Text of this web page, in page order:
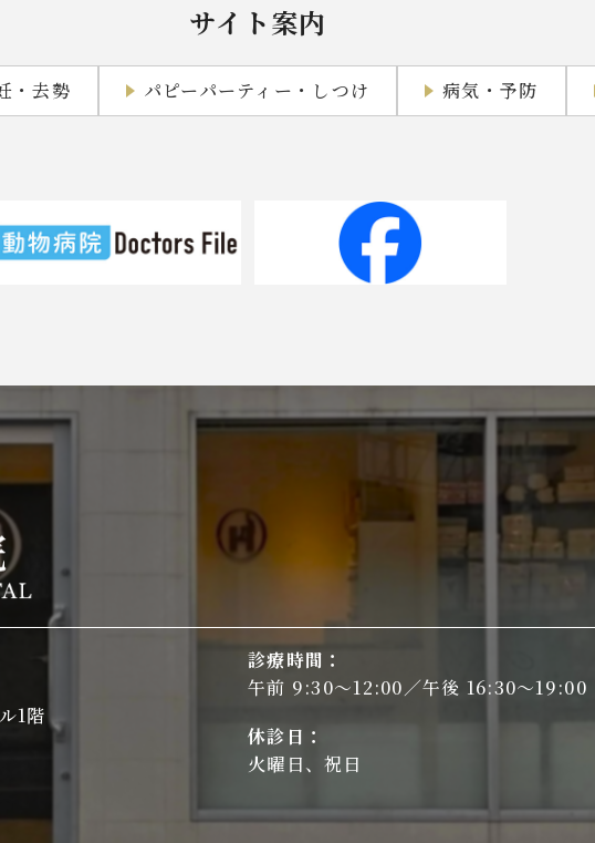
サイト案内
・去勢 パピーパーティー・しつけ 病気・予防
1階
診療時間：
午前 9:30～12:00／午後 16:30～19:00
休診日：
火曜日、祝日